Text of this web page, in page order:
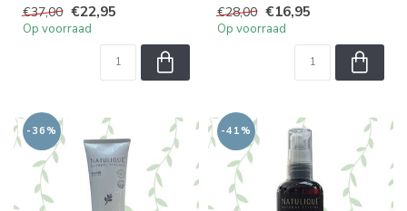
€37,00 €22,95
Op voorraad
tegen föhn, stij...
€28,00 €16,95
Op voorraad
-36% -41%